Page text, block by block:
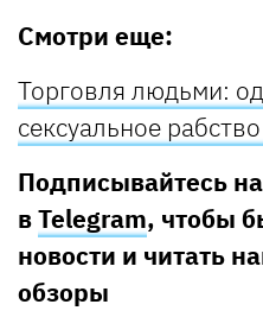
Смотри еще:
Торговля людьми:
сексуальное
Подписывайтесь
вTelegram, чтобы
новости и читать
обзоры